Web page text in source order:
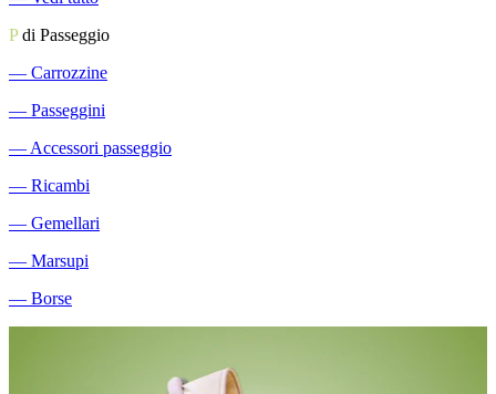
Pdi Passeggio
― Carrozzine
― Passeggini
― Accessori passeggio
― Ricambi
― Gemellari
― Marsupi
― Borse